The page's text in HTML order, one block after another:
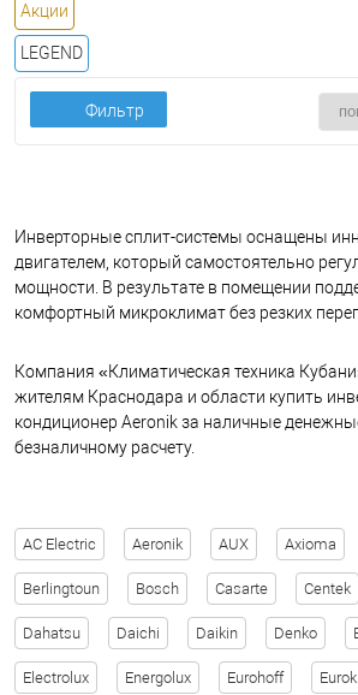
Акции
LEGEND
AC Electric Aeronik AUX Axioma
Berlingtoun Bosch Casarte Centek
Dahatsu Daichi Daikin Denko
Electrolux Energolux Eurohoff
Фильтр
Инверторные сплит-системы оснащены
двигателем, который самостоятельно
мощности. В результате в помещении
комфортный микроклимат без резких
Компания «Климатическая техника
жителям Краснодара и области купить
кондиционер Aeronik за наличные
безналичному расчету.